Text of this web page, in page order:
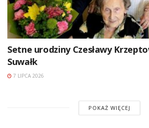
Setne urodziny Czesławy
Suwałk
7 LIPCA 2026
POKAŻ WIĘCEJ